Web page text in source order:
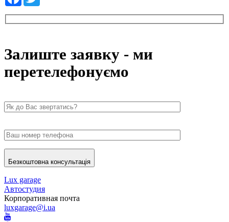
Залиште заявку - ми
перетелефонуємо
Безкоштовна консультація
Lux garage
Автостудия
Корпоративная почта
luxgarage@i.ua